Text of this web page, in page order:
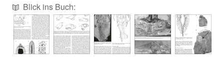
Blick ins Buch: